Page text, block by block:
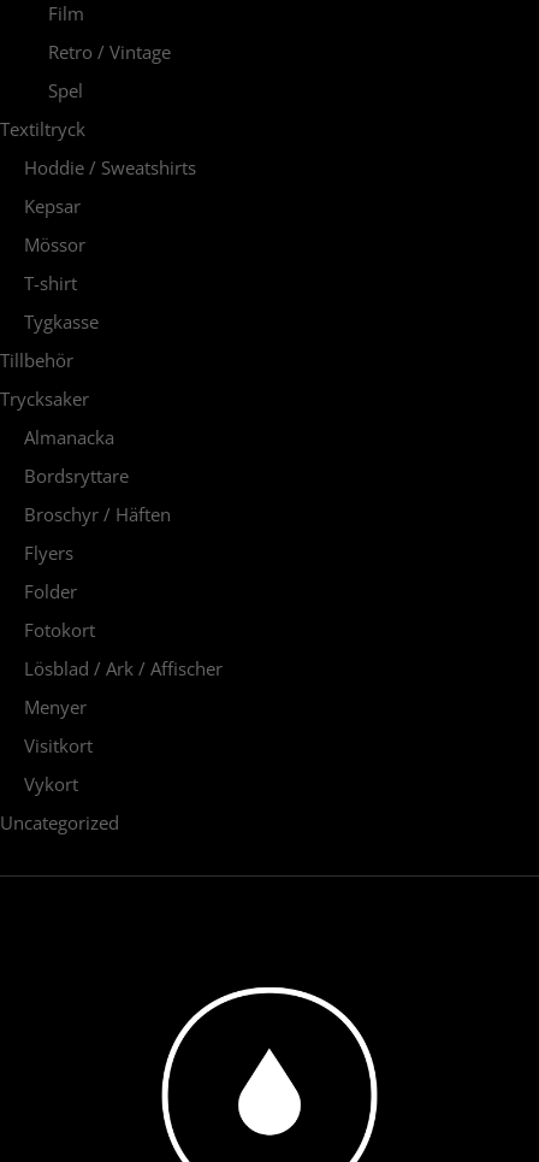
Film
Retro / Vintage
Spel
Textiltryck
Hoddie / Sweatshirts
Kepsar
Mössor
T-shirt
Tygkasse
Tillbehör
Trycksaker
Almanacka
Bordsryttare
Broschyr / Häften
Flyers
Folder
Fotokort
Lösblad / Ark / Affischer
Menyer
Visitkort
Vykort
Uncategorized